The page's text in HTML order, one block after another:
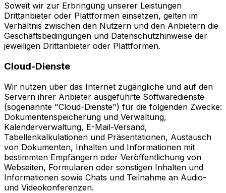
Soweit wir zur Erbringung unserer Leistungen
Drittanbieter oder Plattformen einsetzen, gelten im
Verhältnis zwischen den Nutzern und den Anbietern die
Geschäftsbedingungen und Datenschutzhinweise der
jeweiligen Drittanbieter oder Plattformen.
Cloud-Dienste
Wir nutzen über das Internet zugängliche und auf den
Servern ihrer Anbieter ausgeführte Softwaredienste
(sogenannte "Cloud-Dienste") für die folgenden Zwecke:
Dokumentenspeicherung und Verwaltung,
Kalenderverwaltung, E-Mail-Versand,
Tabellenkalkulationen und Präsentationen, Austausch
von Dokumenten, Inhalten und Informationen mit
bestimmten Empfängern oder Veröffentlichung von
Webseiten, Formularen oder sonstigen Inhalten und
Informationen sowie Chats und Teilnahme an Audio-
und Videokonferenzen.